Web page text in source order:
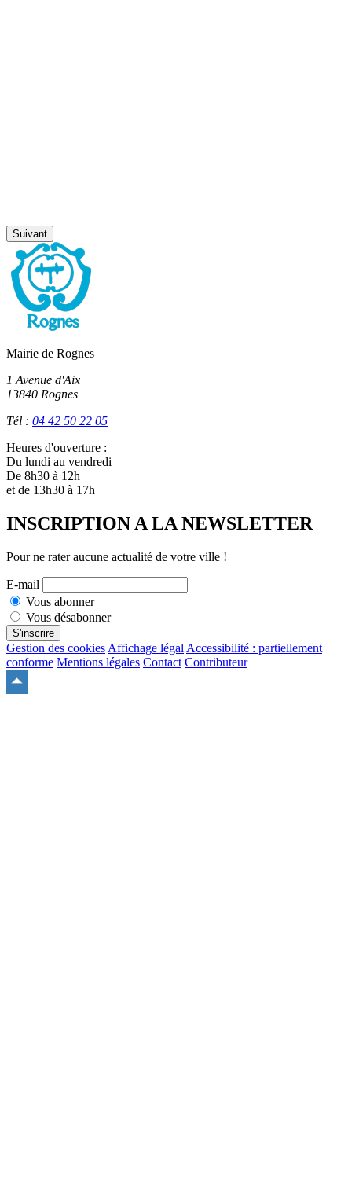
Suivant
Mairie de Rognes
1 Avenue d'Aix
13840 Rognes
Tél : 04 42 50 22 05
Heures d'ouverture :
Du lundi au vendredi
De 8h30 à 12h
et de 13h30 à 17h
INSCRIPTION A LA NEWSLETTER
Pour ne rater aucune actualité de votre ville !
E-mail
Vous abonner
Vous désabonner
S'inscrire
Gestion des cookies Affichage légal Accessibilité : partiellement
conforme Mentions légales Contact Contributeur